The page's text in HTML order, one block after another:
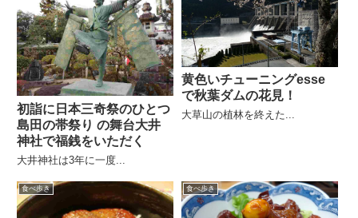
初詣に日本三奇祭のひとつ
島田の帯祭り の舞台大井
神社で福銭をいただく
大井神社は3年に一度...
黄色いチューニングesse
で秋葉ダムの花見！
大草山の植林を終えた...
食べ歩き 食べ歩き